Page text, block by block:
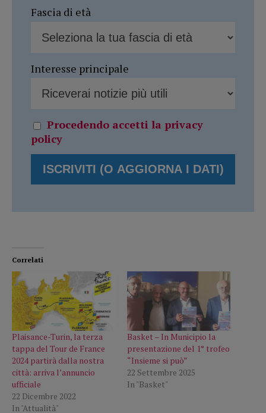
Fascia di età
Interesse principale
Procedendo accetti la privacy
policy
Correlati
Plaisance-Turin, la terza
tappa del Tour de France
2024 partirà dalla nostra
città: arriva l’annuncio
ufficiale
22 Dicembre 2022
In "Attualità"
Basket – In Municipio la
presentazione del 1° trofeo
“Insieme si può”
22 Settembre 2025
In "Basket"